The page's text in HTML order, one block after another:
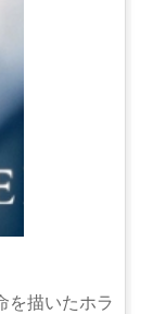
を描いたホラ